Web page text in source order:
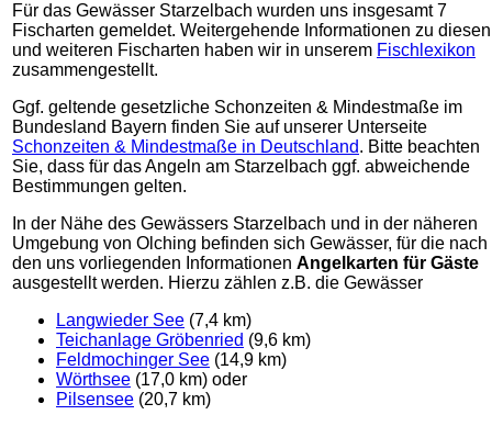
Für das Gewässer Starzelbach wurden uns insgesamt 7
Fischarten gemeldet. Weitergehende Informationen zu diesen
und weiteren Fischarten haben wir in unserem Fischlexikon
zusammengestellt.
Ggf. geltende gesetzliche Schonzeiten & Mindestmaße im
Bundesland Bayern finden Sie auf unserer Unterseite
Schonzeiten & Mindestmaße in Deutschland. Bitte beachten
Sie, dass für das Angeln am Starzelbach ggf. abweichende
Bestimmungen gelten.
In der Nähe des Gewässers Starzelbach und in der näheren
Umgebung von Olching befinden sich Gewässer, für die nach
den uns vorliegenden Informationen Angelkarten für Gäste
ausgestellt werden. Hierzu zählen z.B. die Gewässer
Langwieder See (7,4 km)
Teichanlage Gröbenried (9,6 km)
Feldmochinger See (14,9 km)
Wörthsee (17,0 km) oder
Pilsensee (20,7 km)